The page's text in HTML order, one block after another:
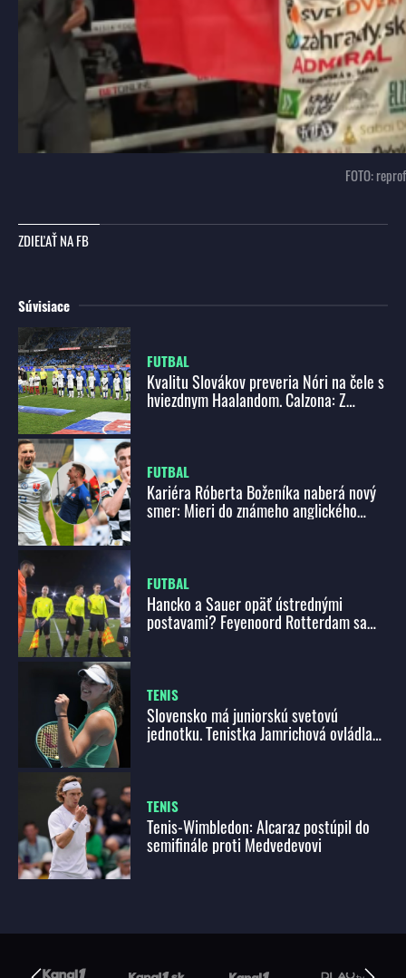
FOTO:
ZDIEĽAŤ NA FB
Súvisiace
FUTBAL
Kvalitu Slovákov preveria Nóri na čele s
hviezdnym Haalandom. Calzona: Z
FUTBAL
Kariéra Róberta Boženíka naberá nový
smer: Mieri do známeho anglického
FUTBAL
Hancko a Sauer opäť ústrednými
postavami? Feyenoord Rotterdam sa
TENIS
Slovensko má juniorskú svetovú
jednotku. Tenistka Jamrichová ovládla
TENIS
Tenis-Wimbledon: Alcaraz postúpil do
semifinále proti Medvedevovi